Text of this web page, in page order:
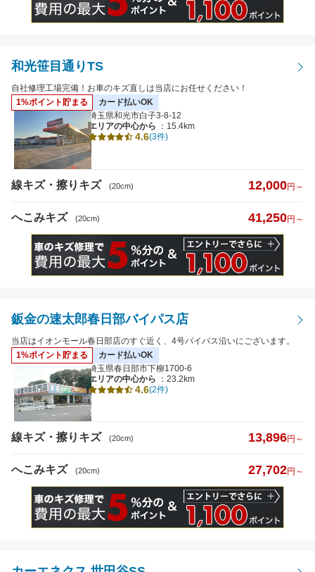
和光笹目通りTS
自社修理工場完備！お車のキズ直しは当店にお任せください！
1%ポイント貯まる
カード払いOK
埼玉県和光市白子3-8-12
エリアの中心から
：15.4km
4.6(3件)
線キズ・擦りキズ (20cm) 12,000円～
へこみキズ (20cm) 41,250円～
鈑金の速太郎春日部バイパス店
当店はイオンモール春日部店のすぐ近く、4号バイパス沿いにございます。
1%ポイント貯まる
カード払いOK
埼玉県春日部市下柳1700-6
エリアの中心から
：23.2km
4.6(2件)
線キズ・擦りキズ (20cm) 13,896円～
へこみキズ (20cm) 27,702円～